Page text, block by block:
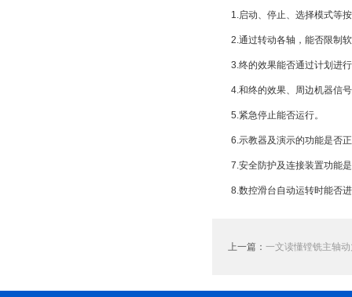
1.启动、停止、选择模式等按
2.通过转动各轴，能否限制软
3.终的效果能否通过计划进
4.和终的效果、周边机器信号
5.紧急停止能否运行。
6.示教器及演示的功能是否
7.安全防护及连接装置功能是
8.数控滑台自动运转时能否进
上一篇： 一文读懂镗铣主轴